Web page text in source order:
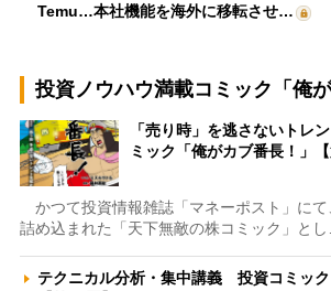
Temu…本社機能を海外に移転させ…
投資ノウハウ満載コミック「俺が
「売り時」を逃さないトレ
ミック「俺がカブ番長！」【
かつて投資情報雑誌「マネーポスト」に
詰め込まれた「天下無敵の株コミック」とし
テクニカル分析・集中講義 投資コミック